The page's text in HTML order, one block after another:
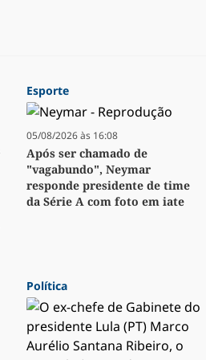
Esporte
05/08/2026 às 16:08
Após ser chamado de
"vagabundo", Neymar
responde presidente de time
da Série A com foto em iate
Política